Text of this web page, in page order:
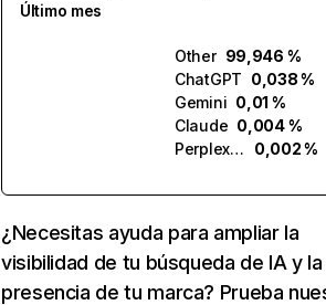
Último mes
Other 99,946 %
ChatGPT 0,038 %
Gemini 0,01 %
Claude 0,004 %
Perplexity
0,002 %
¿Necesitas ayuda para ampliar la
visibilidad de tu búsqueda de IA y la
presencia de tu marca? Prueba